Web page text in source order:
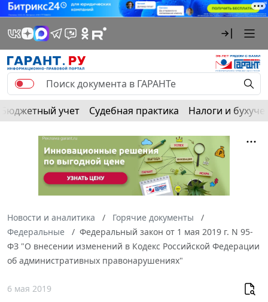
Бюджетный учет Судебная практика Налоги и
Новости и аналитика
Горячие документы
Федеральные
Федеральный закон от 1 мая 2019 г. N 95-
ФЗ "О внесении изменений в Кодекс Российской Федерации
об административных правонарушениях"
6 мая 2019